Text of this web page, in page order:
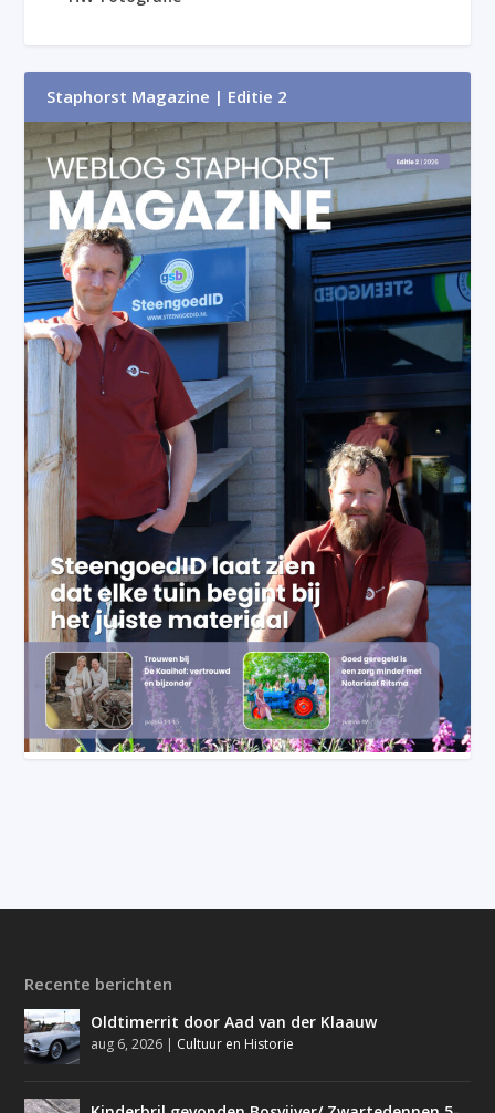
Staphorst Magazine | Editie 2
Recente berichten
Oldtimerrit door Aad van der Klaauw
aug 6, 2026 | Cultuur en Historie